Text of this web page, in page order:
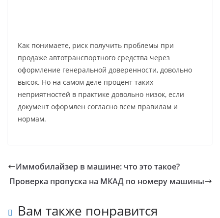
Как понимаете, риск получить проблемы при
продаже автотранспортного средства через
оформление генеральной доверенности, довольно
высок. Но на самом деле процент таких
неприятностей в практике довольно низок, если
документ оформлен согласно всем правилам и
нормам.
Иммобилайзер в машине: что это такое?
Проверка пропуска на МКАД по номеру машины
Вам также понравится